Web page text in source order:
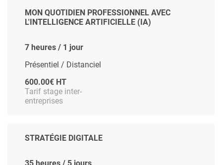
MON QUOTIDIEN PROFESSIONNEL AVEC
L'INTELLIGENCE ARTIFICIELLE (IA)
7 heures / 1 jour
Présentiel / Distanciel
600.00€ HT
Tarif stage inter-
entreprises
STRATÉGIE DIGITALE